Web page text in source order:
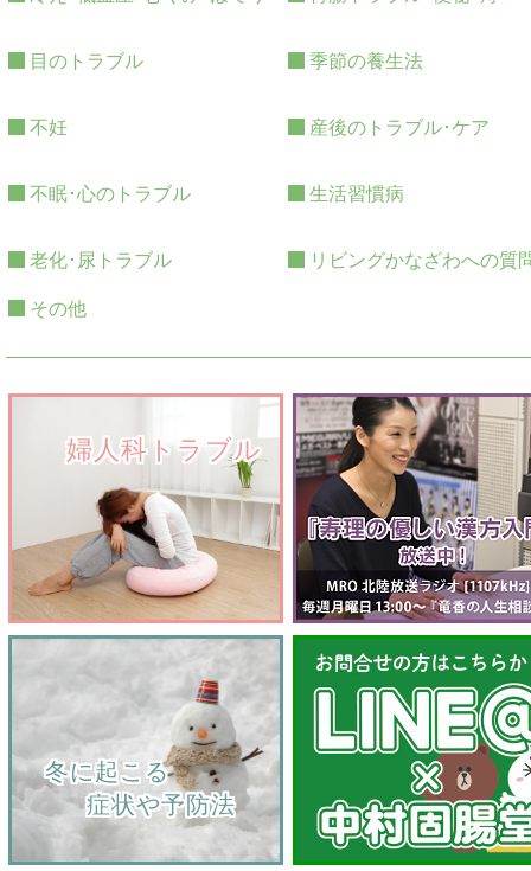
目のトラブル 季節の養生法
不妊 産後のトラブル･ケア
不眠･心のトラブル 生活習慣病
老化･尿トラブル リビングかなざわへの質
その他
婦人科トラブル
    冬に起こる
         症状や予防法